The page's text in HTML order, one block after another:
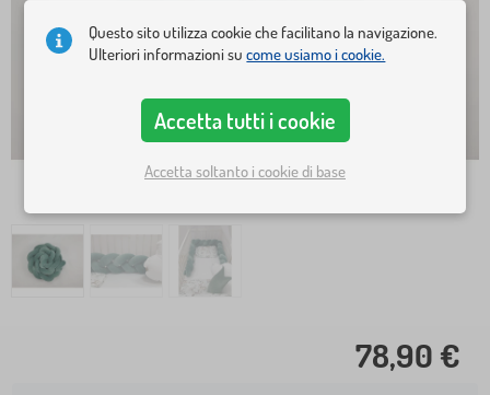
78,90 €
Questo sito utilizza cookie che facilitano la navigazione.
Ulteriori informazioni sucome usiamo i cookie.
Accetta tutti i cookie
Accetta soltanto i cookie di base